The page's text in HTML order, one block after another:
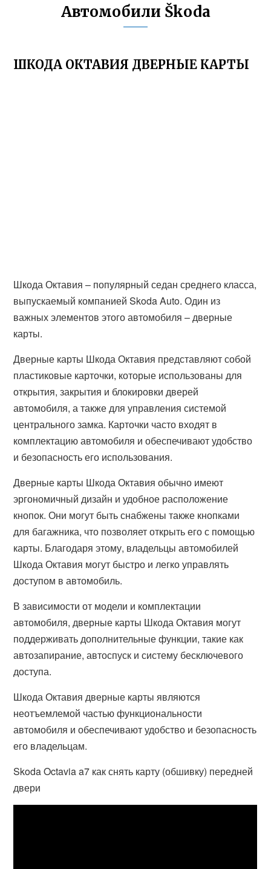
Автомобили Škoda
ШКОДА ОКТАВИЯ ДВЕРНЫЕ КАРТЫ
Шкода Октавия – популярный седан среднего класса,
выпускаемый компанией Skoda Auto. Один из
важных элементов этого автомобиля – дверные
карты.
Дверные карты Шкода Октавия представляют собой
пластиковые карточки, которые использованы для
открытия, закрытия и блокировки дверей
автомобиля, а также для управления системой
центрального замка. Карточки часто входят в
комплектацию автомобиля и обеспечивают удобство
и безопасность его использования.
Дверные карты Шкода Октавия обычно имеют
эргономичный дизайн и удобное расположение
кнопок. Они могут быть снабжены также кнопками
для багажника, что позволяет открыть его с помощью
карты. Благодаря этому, владельцы автомобилей
Шкода Октавия могут быстро и легко управлять
доступом в автомобиль.
В зависимости от модели и комплектации
автомобиля, дверные карты Шкода Октавия могут
поддерживать дополнительные функции, такие как
автозапирание, автоспуск и систему бесключевого
доступа.
Шкода Октавия дверные карты являются
неотъемлемой частью функциональности
автомобиля и обеспечивают удобство и безопасность
его владельцам.
Skoda Octavia a7 как снять карту (обшивку) передней
двери